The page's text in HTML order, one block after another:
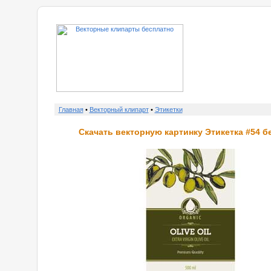
Главная• Векторный клипарт• Этикетки
Скачать векторную картинку Этикетка #54